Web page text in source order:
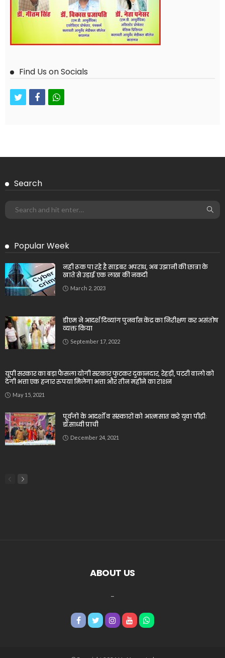
Find Us on Socials
twitterfacebookwhatsapp
Search
Popular Week
नही रूक पा रहे है साइबर अपराध, अब उझानी की छात्रा के
खाते से उड़ाई एक लाख की नकदी
March 2, 2023
डीएम ने आदर्श दिव्यांग पुनर्वास केंद्र का निरीक्षण कर असंतोष
व्यक्त किया
September 17, 2022
यूपी सरकार का बड़ा फैसला योगी सरकार फुटकर दुकानदार, रेहड़ी, पटरी वालो को
देगी भत्ता एक हजार रुपया मिलेगा भत्ता और तीन महीने का राशन
May 15, 2021
पूर्वजों के आदर्शों व संस्कारों को आत्मसात करे युवा पीढ़ीः
डॉ.साध्वी प्राची
December 24, 2021
ABOUT US